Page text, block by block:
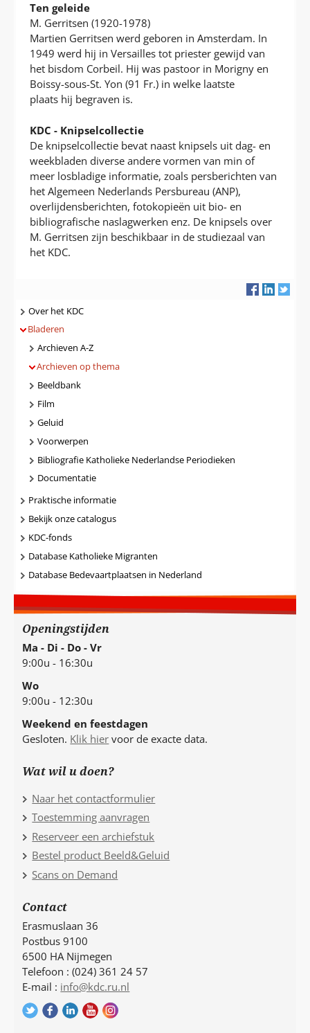
Ten geleide
M. Gerritsen (1920-1978)
Martien Gerritsen werd geboren in Amsterdam. In
1949 werd hij in Versailles tot priester gewijd van
het bisdom Corbeil. Hij was pastoor in Morigny en
Boissy-sous-St. Yon (91 Fr.) in welke laatste
plaats hij begraven is.
KDC - Knipselcollectie
De knipselcollectie bevat naast knipsels uit dag- en
weekbladen diverse andere vormen van min of
meer losbladige informatie, zoals persberichten van
het Algemeen Nederlands Persbureau (ANP),
overlijdensberichten, fotokopieën uit bio- en
bibliografische naslagwerken enz. De knipsels over
M. Gerritsen zijn beschikbaar in de studiezaal van
het KDC.
Navigatie
Over het KDC
Bladeren
Archieven A-Z
Archieven op thema
Beeldbank
Film
Geluid
Voorwerpen
Bibliografie Katholieke Nederlandse Periodieken
Documentatie
Praktische informatie
Bekijk onze catalogus
KDC-fonds
Database Katholieke Migranten
Database Bedevaartplaatsen in Nederland
Openingstijden
Ma - Di - Do - Vr
9:00u - 16:30u
Wo
9:00u - 12:30u
Weekend en feestdagen
Gesloten. Klik hier voor de exacte data.
Wat wil u doen?
Naar het contactformulier
Toestemming aanvragen
Reserveer een archiefstuk
Bestel product Beeld&Geluid
Scans on Demand
Contact
Erasmuslaan 36
Postbus 9100
6500 HA Nijmegen
Telefoon : (024) 361 24 57
E-mail : info@kdc.ru.nl